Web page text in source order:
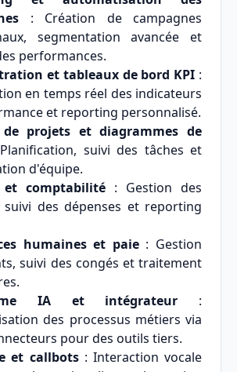
: Création de campagnes
segmentation avancée et
performances.
et tableaux de bord KPI :
en temps réel des indicateurs
et reporting personnalisé.
de projets et diagrammes de
suivi des tâches et
d'équipe.
et comptabilité : Gestion des
suivi des dépenses et reporting
humaines et paie: Gestion
suivi des congés et traitement
IA et intégrateur :
des processus métiers via
pour des outils tiers.
et callbots: Interaction vocale